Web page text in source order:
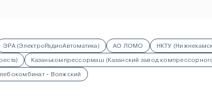
ЭРА (ЭлектроРадиоАвтоматика) АО ЛОМО
НКТУ
Казанькомпрессормаш (Казанский завод
- Волжский